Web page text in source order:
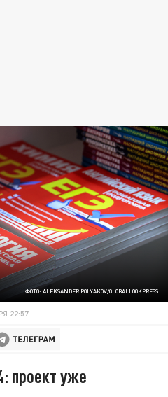
ФОТО: ALEKSANDER POLYAKOV/GLOBALLOOKPRESS
22:57
проект уже